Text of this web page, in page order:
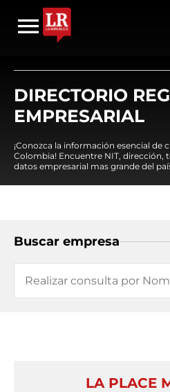
DIRECTORIO
EMPRESARIAL
¡Conozca la información esencial de
Colombia! Encuentre NIT, dirección,
datos empresarial mas grande del
Buscar empresa
LA PLACE